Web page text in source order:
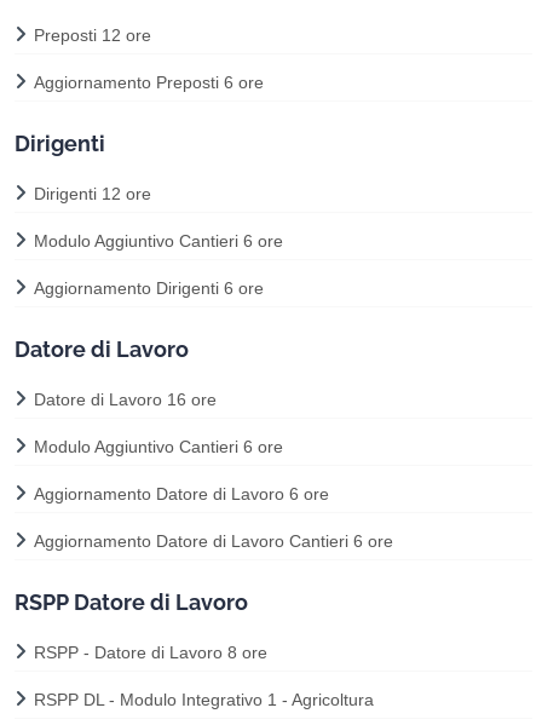
Preposti 12 ore
Aggiornamento Preposti 6 ore
Dirigenti
Dirigenti 12 ore
Modulo Aggiuntivo Cantieri 6 ore
Aggiornamento Dirigenti 6 ore
Datore di Lavoro
Datore di Lavoro 16 ore
Modulo Aggiuntivo Cantieri 6 ore
Aggiornamento Datore di Lavoro 6 ore
Aggiornamento Datore di Lavoro Cantieri 6 ore
RSPP Datore di Lavoro
RSPP - Datore di Lavoro 8 ore
RSPP DL - Modulo Integrativo 1 - Agricoltura